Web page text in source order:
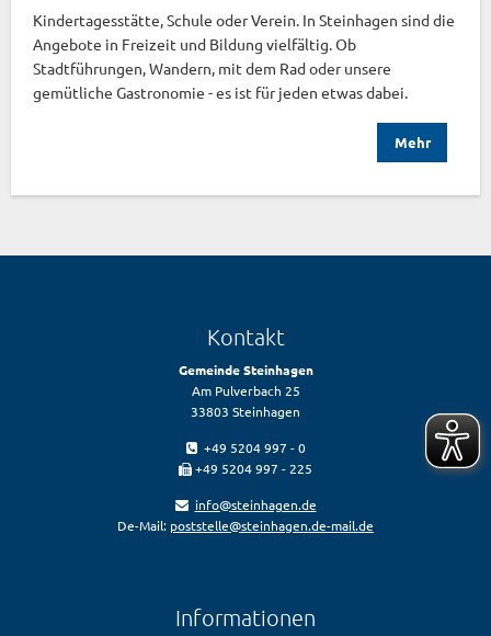
Kindertagesstätte, Schule oder Verein. In Steinhagen sind die
Angebote in Freizeit und Bildung vielfältig. Ob
Stadtführungen, Wandern, mit dem Rad oder unsere
gemütliche Gastronomie - es ist für jeden etwas dabei.
Mehr
Kontakt
Gemeinde Steinhagen
Am Pulverbach 25
33803 Steinhagen
+49 5204 997 - 0
+49 5204 997 - 225
info@steinhagen.de
De-Mail: poststelle@steinhagen.de-mail.de
Informationen